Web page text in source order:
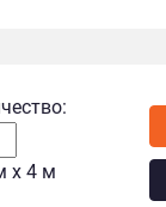
х 4 м